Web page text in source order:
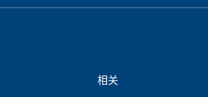
相关